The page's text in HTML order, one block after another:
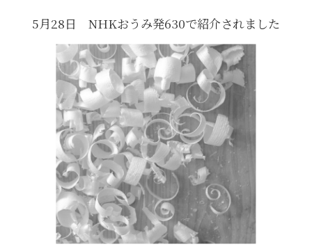
5月28日 NHKおうみ発630で紹介されました